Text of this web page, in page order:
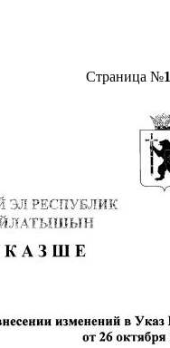
Страница №1